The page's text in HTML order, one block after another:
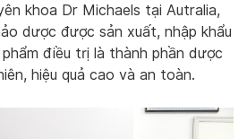
khoa Dr Michaels tại Autralia,
dược được sản xuất, nhập khẩu
điều trị là thành phần dược
hiệu quả cao và an toàn.